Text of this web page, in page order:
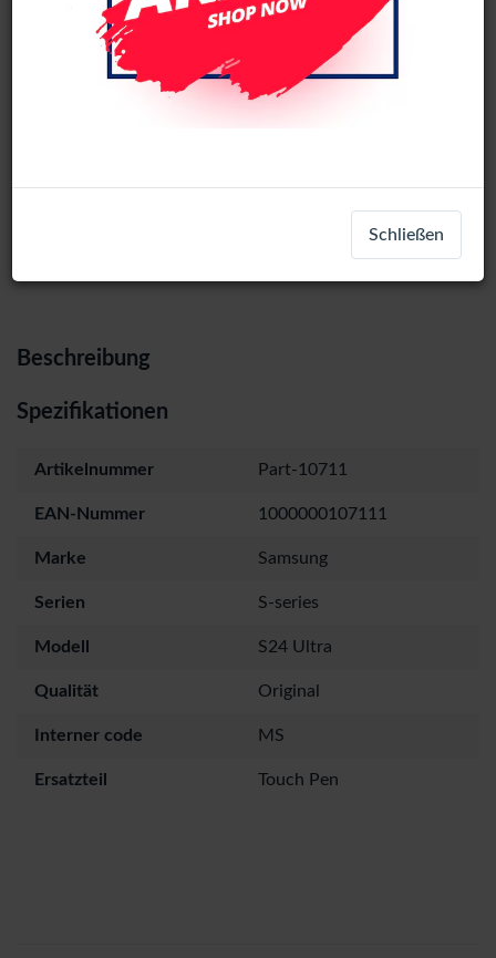
Beschreibung
Spezifikationen
Artikelnummer Part-10711
EAN-Nummer 1000000107111
Marke Samsung
Serien S-series
Modell S24 Ultra
Qualität Original
Interner code MS
Ersatzteil Touch Pen
Schließen